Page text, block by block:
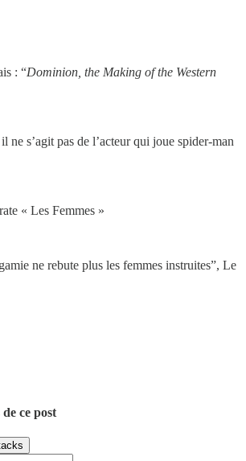
: “Dominion, the Making of the Western
ne s’agit pas de l’acteur qui joue spider-man
« Les Femmes »
ne rebute plus les femmes instruites”, Le
ce post